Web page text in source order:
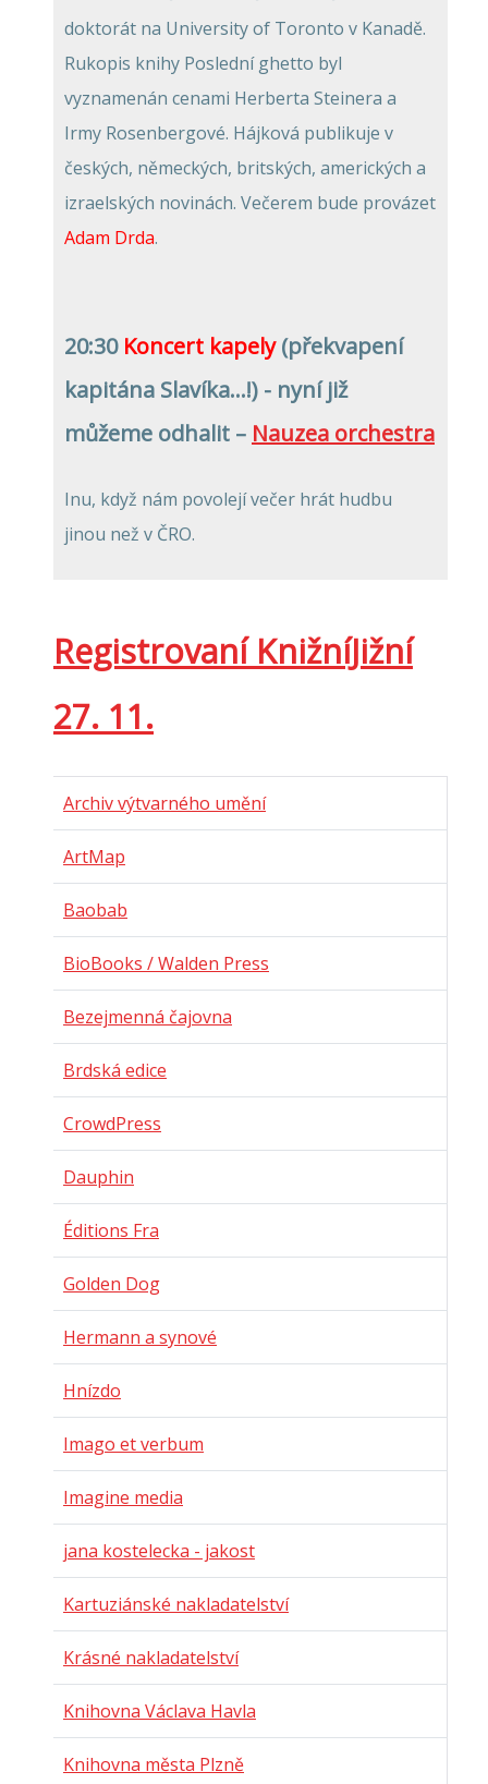
doktorát na University of Toronto v Kanadě.
Rukopis knihy Poslední ghetto byl
vyznamenán cenami Herberta Steinera a
Irmy Rosenbergové. Hájková publikuje v
českých, německých, britských, amerických a
izraelských novinách. Večerem bude provázet
Adam Drda.
20:30 Koncert kapely(překvapení
kapitána Slavíka...!) - nyní již
můžeme odhalit – Nauzea orchestra
Inu, když nám povolejí večer hrát hudbu
jinou než v ČRO.
Registrovaní KnižníJižní
27. 11.
Archiv výtvarného umění
ArtMap
Baobab
BioBooks / Walden Press
Bezejmenná čajovna
Brdská edice
CrowdPress
Dauphin
Éditions Fra
Golden Dog
Hermann a synové
Hnízdo
Imago et verbum
Imagine media
jana kostelecka - jakost
Kartuziánské nakladatelství
Krásné nakladatelství
Knihovna Václava Havla
Knihovna města Plzně